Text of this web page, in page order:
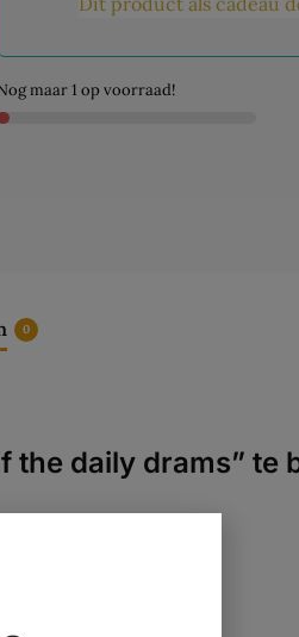
maar 1 op voorraad!
0
the daily drams” te